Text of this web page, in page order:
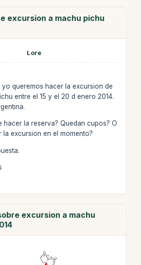
excursion a machu pichu
Lore
yo queremos hacer la excursion de
entre el 15 y el 20 d enero 2014.
hacer la reserva? Quedan cupos? O
la excursion en el momento?
excursion a machu